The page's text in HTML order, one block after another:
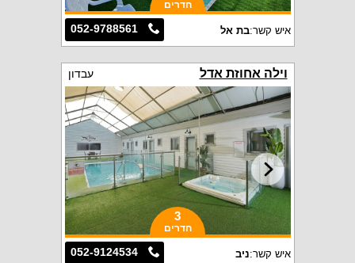
חדרים
052-9788561 איש קשר:בת אל
וילה אחוזת אדל עבדון
3
חדרים
052-9124534 איש קשר:ניב